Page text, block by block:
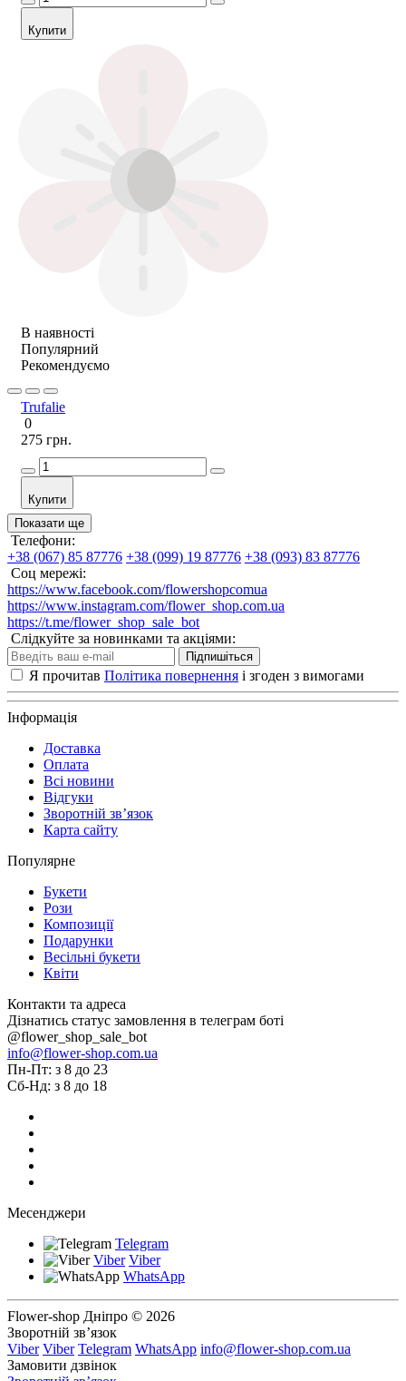
Купити
В наявності
Популярний
Рекомендуємо
Trufalie
0
275 грн.
Купити
Показати ще
Телефони:
+38 (067) 85 87776 +38 (099) 19 87776 +38 (093) 83 87776
Соц мережі:
https://www.facebook.com/flowershopcomua
https://www.instagram.com/flower_shop.com.ua
https://t.me/flower_shop_sale_bot
Слідкуйте за новинками та акціями:
Підпишіться
Я прочитав Політика повернення і згоден з вимогами
Інформація
Доставка
Оплата
Всі новини
Відгуки
Зворотній зв’язок
Карта сайту
Популярне
Букети
Рози
Композиції
Подарунки
Весільні букети
Квіти
Контакти та адреса
Дізнатись статус замовлення в телеграм боті
@flower_shop_sale_bot
info@flower-shop.com.ua
Пн-Пт: з 8 до 23
Сб-Нд: з 8 до 18
Месенджери
Telegram
Viber Viber
WhatsApp
Flower-shop Дніпро © 2026
Зворотній зв’язок
Viber Viber Telegram WhatsApp info@flower-shop.com.ua
Замовити дзвінок